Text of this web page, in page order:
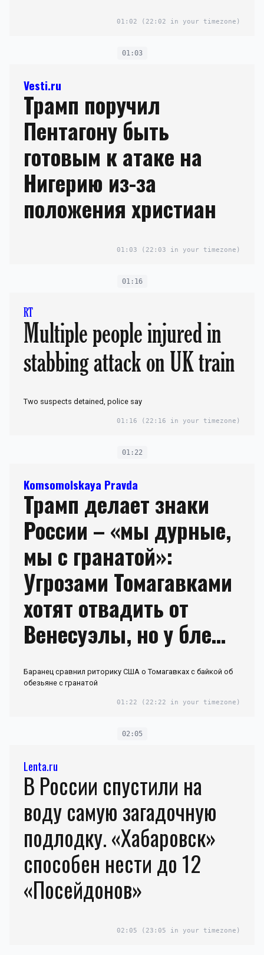
01:02 (22:02 in your timezone)
01:03
Vesti.ru
Трамп поручил
Пентагону быть
готовым к атаке на
Нигерию из-за
положения христиан
01:03 (22:03 in your timezone)
01:16
RT
Multiple people injured in
stabbing attack on UK train
Two suspects detained, police say
01:16 (22:16 in your timezone)
01:22
Komsomolskaya Pravda
Трамп делает знаки
России – «мы дурные,
мы с гранатой»:
Угрозами Томагавками
хотят отвадить от
Венесуэлы, но у блефа
будут плачевные
последствия
Баранец сравнил риторику США о Томагавках с байкой об
обезьяне с гранатой
01:22 (22:22 in your timezone)
02:05
Lenta.ru
В России спустили на
воду самую загадочную
подлодку. «Хабаровск»
способен нести до 12
«Посейдонов»
02:05 (23:05 in your timezone)